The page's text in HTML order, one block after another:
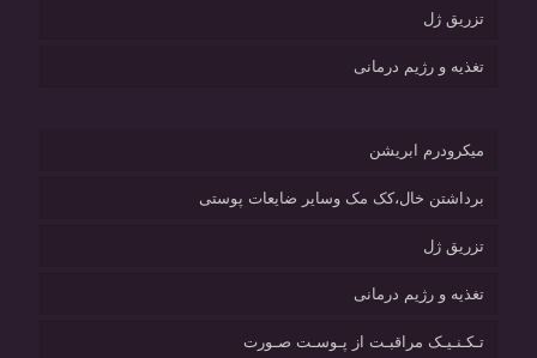
تزریق ژل
تغذیه و رژیم درمانی
میکرودرم ابریشن
برداشتن خال،کک مک وسایر ضایعات پوستی
تزریق ژل
تغذیه و رژیم درمانی
تـکـنـیـک مراقبـت از پـوسـت صـورت